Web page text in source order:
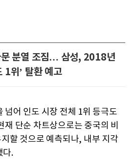
분열 조짐… 삼성, 2018년
1위’ 탈환 예고
넘어 인도 시장 전체 1위 등극도
재 단순 차트상으로는 중국의 비
할 것으로 예측되나, 내부 지각
다.